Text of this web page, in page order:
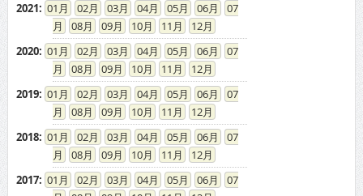
2021: 01 02 03 04 05 06
07
08
09 10 11
12
2020: 01 02 03 04 05 06
07
08
09 10 11
12
2019: 01 02 03 04 05 06
07
08
09 10 11
12
2018: 01 02 03 04 05 06
07
08
09 10 11
12
2017: 01 02 03 04 05 06
07